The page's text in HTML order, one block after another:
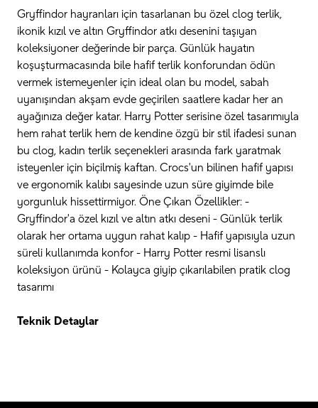
Gryffindor hayranları için tasarlanan bu özel clog terlik,
ikonik kızıl ve altın Gryffindor atkı desenini taşıyan
koleksiyoner değerinde bir parça. Günlük hayatın
koşuşturmacasında bile hafif terlik konforundan ödün
vermek istemeyenler için ideal olan bu model, sabah
uyanışından akşam evde geçirilen saatlere kadar her an
ayağınıza değer katar. Harry Potter serisine özel tasarımıyla
hem rahat terlik hem de kendine özgü bir stil ifadesi sunan
bu clog, kadın terlik seçenekleri arasında fark yaratmak
isteyenler için biçilmiş kaftan. Crocs'un bilinen hafif yapısı
ve ergonomik kalıbı sayesinde uzun süre giyimde bile
yorgunluk hissettirmiyor. Öne Çıkan Özellikler: -
Gryffindor'a özel kızıl ve altın atkı deseni - Günlük terlik
olarak her ortama uygun rahat kalıp - Hafif yapısıyla uzun
süreli kullanımda konfor - Harry Potter resmi lisanslı
koleksiyon ürünü - Kolayca giyip çıkarılabilen pratik clog
tasarımı
Teknik Detaylar